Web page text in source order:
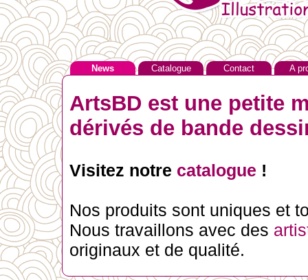
News Catalogue Contact A
ArtsBD est une petite
dérivés de bande
Visitez notre catalogue !
Nos produits sont uniques et
Nous travaillons avec des
originaux et de qualité.